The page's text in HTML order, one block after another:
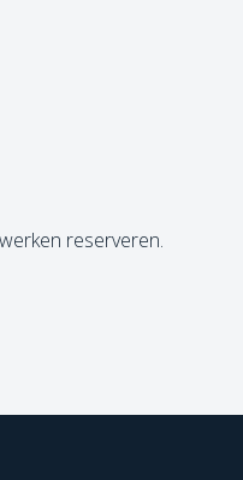
reserveren.